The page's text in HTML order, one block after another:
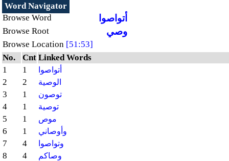
Word Navigator
Browse Word
أتواصوا
Browse Root وصي
Browse Location [51:53]
No.
Cnt Linked Words
1
1 أتواصوا
2 2 الوصية
3 1 توصون
4 1 توصية
5 1 موص
6 1 وأوصاني
7 4 وتواصوا
8 4 وصاكم